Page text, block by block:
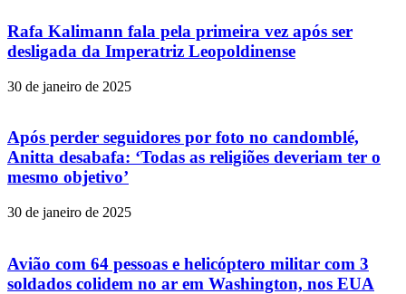
Rafa Kalimann fala pela primeira vez após ser
desligada da Imperatriz Leopoldinense
30 de janeiro de 2025
Após perder seguidores por foto no candomblé,
Anitta desabafa: ‘Todas as religiões deveriam ter o
mesmo objetivo’
30 de janeiro de 2025
Avião com 64 pessoas e helicóptero militar com 3
soldados colidem no ar em Washington, nos EUA